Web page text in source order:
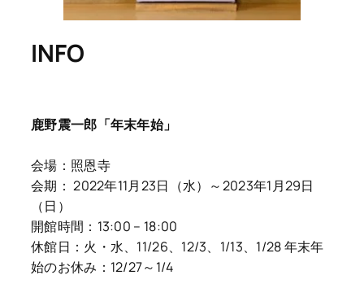
INFO
鹿野震一郎「年末年始」
会場：照恩寺
会期： 2022年11月23日（水）～2023年1月29日
（日）
開館時間：13:00 – 18:00
休館日：火・水、11/26、12/3、1/13、1/28 年末年
始のお休み：12/27～1/4